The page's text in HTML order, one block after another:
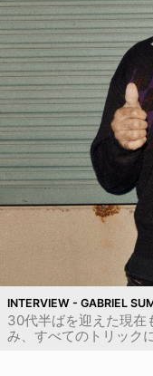
INTERVIEW - GABRIEL
30代半ばを迎えた現在
み、すべてのトリック